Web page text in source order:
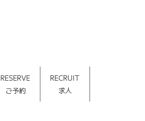
RESERVE
ご予約
RECRUIT
求人